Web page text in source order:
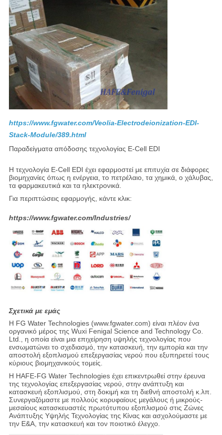
https://www.fgwater.com/Veolia-Electrodeionization-EDI-
Stack-Module/389.html
Παραδείγματα απόδοσης τεχνολογίας E-Cell EDI
Η τεχνολογία E-Cell EDI έχει εφαρμοστεί με επιτυχία σε διάφορες
βιομηχανίες όπως η ενέργεια, το πετρέλαιο, τα χημικά, ο χάλυβας,
τα φαρμακευτικά και τα ηλεκτρονικά.
Για περιπτώσεις εφαρμογής, κάντε κλικ:
https://www.fgwater.com/Industries/
Σχετικά με εμάς
Η FG Water Technologies (www.fgwater.com) είναι πλέον ένα
οργανικό μέρος της Wuxi Fenigal Science and Technology Co.
Ltd., η οποία είναι μια επιχείρηση υψηλής τεχνολογίας που
ενσωματώνει το σχεδιασμό, την κατασκευή, την εμπορία και την
αποστολή εξοπλισμού επεξεργασίας νερού που εξυπηρετεί τους
κύριους βιομηχανικούς τομείς.
Η HAFE-FG Water Technologies έχει επικεντρωθεί στην έρευνα
της τεχνολογίας επεξεργασίας νερού, στην ανάπτυξη και
κατασκευή εξοπλισμού, στη δοκιμή και τη διεθνή αποστολή κ.λπ.
Συνεργαζόμαστε με πολλούς κορυφαίους μεγάλους ή μικρούς-
μεσαίους κατασκευαστές πρωτότυπου εξοπλισμού στις Ζώνες
Ανάπτυξης Υψηλής Τεχνολογίας της Κίνας και ασχολούμαστε με
την Ε&Α, την κατασκευή και τον ποιοτικό έλεγχο.